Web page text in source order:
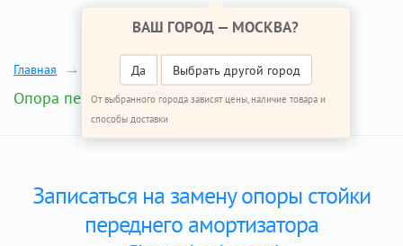
ВАШ ГОРОД — МОСКВА?
Да Выбрать другой город
От выбранного города зависят цены, наличие товара и
способы доставки
Главная Ремонт Шевроле Лачетти
Опора переднего амортизатора
Записаться на замену опоры стойки
переднего амортизатора